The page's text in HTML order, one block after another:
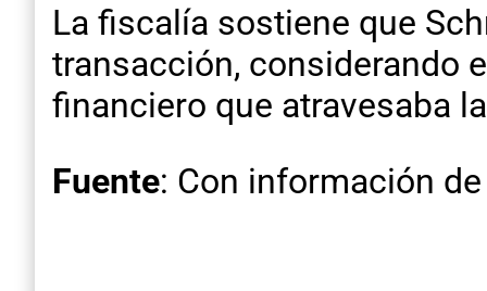
La fiscalía sostiene que
transacción, considerando
financiero que atravesaba
Fuente: Con información